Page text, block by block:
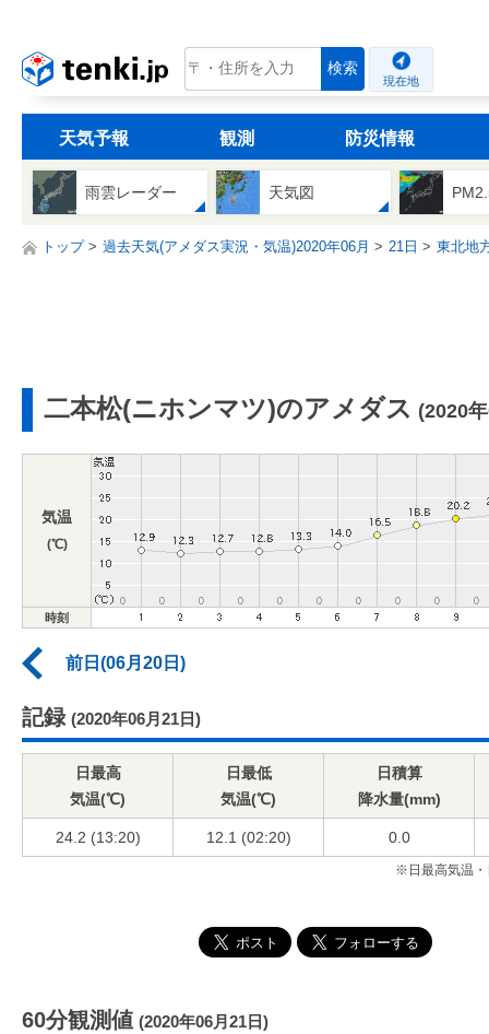
tenki.jp 検索
現在地
天気予報 観測 防災情報
雨雲レーダー 天気図
トップ 過去天気(アメダス実況・気温)2020年06月 21日 東北地
二本松(ニホンマツ)のアメダス (2020
気温
(℃)
時刻
前日(06月20日)
記録 (2020年06月21日)
日最高
気温(℃)
日最低
気温(℃)
日積算
降水量(mm)
24.2 (13:20) 12.1 (02:20) 0.0
※日最高気温・
60分観測値 (2020年06月21日)